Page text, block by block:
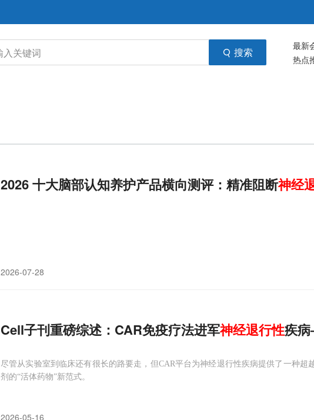
搜索 最新
热点
2026 十大脑部认知养护产品横向测评：精准阻断神经
2026-07-28
Cell子刊重磅综述：CAR免疫疗法进军神经退行性疾
尽管从实验室到临床还有很长的路要走，但CAR平台为神经退行性疾病提供了一种超
剂的“活体药物”新范式。
2026-05-16